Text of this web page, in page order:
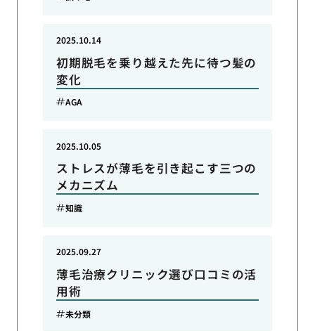
初期脱毛を乗り越えた先に待つ髪の
変化
2025.10.14
AGA
ストレスが薄毛を引き起こす三つの
メカニズム
2025.10.05
知識
薄毛治療クリニック選び口コミの活
用術
2025.09.27
未分類